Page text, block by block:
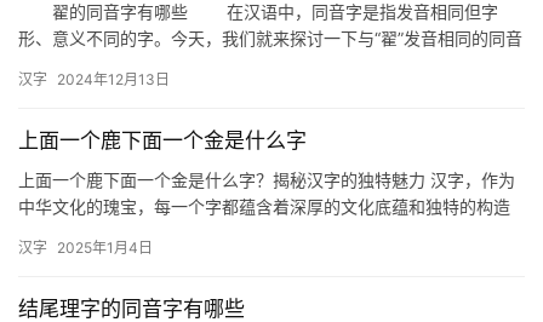
翟的同音字有哪些 在汉语中，同音字是指发音相同但字
形、意义不同的字。今天，我们就来探讨一下与“翟”发音相同的同音
汉字 2024年12月13日
上面一个鹿下面一个金是什么字
上面一个鹿下面一个金是什么字？揭秘汉字的独特魅力 汉字，作为
中华文化的瑰宝，每一个字都蕴含着深厚的文化底蕴和独特的构造
面一…
汉字 2025年1月4日
结尾理字的同音字有哪些